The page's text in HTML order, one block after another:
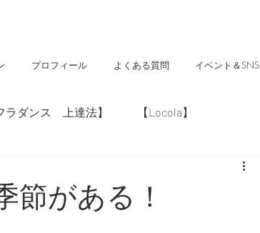
プロフィール よくある質問 イベント＆SNS
ラダンス 上達法】 【Locola】
節がある！